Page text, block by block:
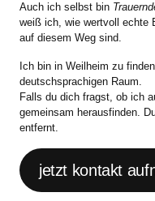
Auch ich selbst bin
weiß ich, wie wertvoll echte
auf diesem Weg sind.
Ich bin in Weilheim zu
deutschsprachigen Raum.
Falls du dich fragst, ob ich
gemeinsam herausfinden.
entfernt.
jetzt kontakt